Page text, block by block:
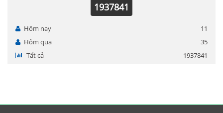
1937841
Hôm nay
11
Hôm qua
35
Tất cả
1937841